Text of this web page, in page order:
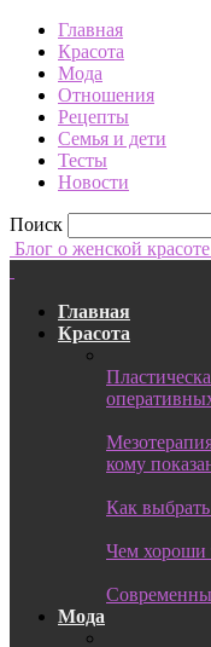
Главная
Красота
Мода
Отношения
Рецепты
Семья и дети
Тесты
Новости
Поиск
Блог о женской
Главная
Красота
кому
Как
Чем хороши
Мода